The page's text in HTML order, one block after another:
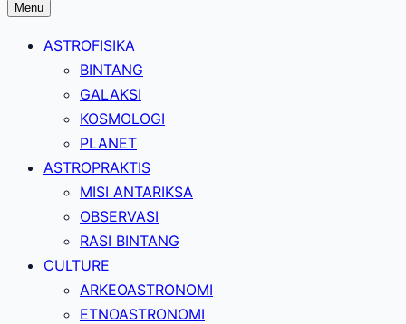
Menu
ASTROFISIKA
BINTANG
GALAKSI
KOSMOLOGI
PLANET
ASTROPRAKTIS
MISI ANTARIKSA
OBSERVASI
RASI BINTANG
CULTURE
ARKEOASTRONOMI
ETNOASTRONOMI